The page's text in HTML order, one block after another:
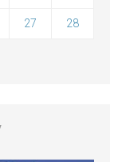
27 28